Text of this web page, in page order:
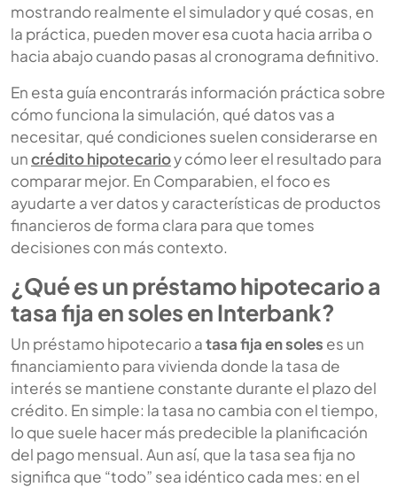
mostrando realmente el simulador y qué cosas, en
la práctica, pueden mover esa cuota hacia arriba o
hacia abajo cuando pasas al cronograma definitivo.
En esta guía encontrarás información práctica sobre
cómo funciona la simulación, qué datos vas a
necesitar, qué condiciones suelen considerarse en
uncrédito hipotecarioy cómo leer el resultado para
comparar mejor. En Comparabien, el foco es
ayudarte a ver datos y características de productos
financieros de forma clara para que tomes
decisiones con más contexto.
¿Qué es un préstamo hipotecario a
tasa fija en soles en Interbank?
Un préstamo hipotecario atasa fija en soles es un
financiamiento para vivienda donde la tasa de
interés se mantiene constante durante el plazo del
crédito. En simple: la tasa no cambia con el tiempo,
lo que suele hacer más predecible la planificación
del pago mensual. Aun así, que la tasa sea fija no
significa que “todo” sea idéntico cada mes: en el